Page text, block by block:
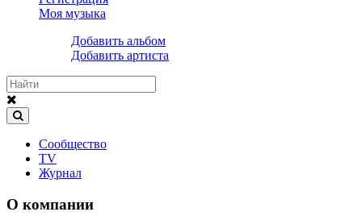
Моя музыка
Добавить альбом
Добавить артиста
Сообщество
TV
Журнал
О компании